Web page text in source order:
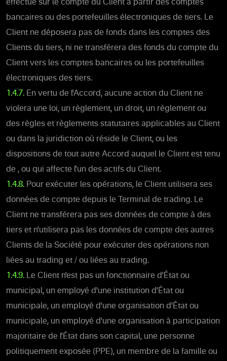
effectué sur le compte du Client à partir des comptes
bancaires ou des portefeuilles électroniques de tiers. Le
Client ne déposera pas de fonds dans les comptes des
Clients du tiers, ni ne transférera des fonds du compte du
Client vers les comptes bancaires ou les portefeuilles
électroniques des tiers.
1.4.7. En vertu de l'Accord, aucune action du Client ne
violera une loi, un règlement, un droit, un règlement ou
des règles et règlements statutaires applicables au Client
ou dans la juridiction où réside le Client, ou les
dispositions de tout autre Accord auquel le Client est tenu
de , ou qui affecte l'un des actifs du Client.
1.4.8. Pour exécuter les opérations, le Client utilisera ses
données de compte depuis le Terminal de trading. Le
Client ne transférera pas ses données de compte à des
tiers et n'utilisera pas les données de compte des autres
Clients de la Société pour exécuter des opérations non
liées au trading et / ou liées au trading.
1.4.9. Le Client n'est pas un fonctionnaire d'État ou
municipal, un employé d'une institution d'État ou
municipale, un employé d'une organisation d'État ou
municipale, un employé d'une organisation à participation
majoritaire de l'État dans son capital, une personne
politiquement exposée (PPE), un membre de la famille ou